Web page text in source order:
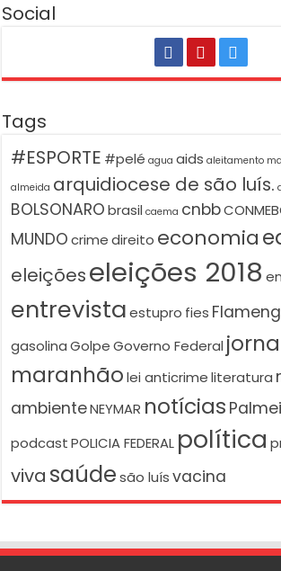
Social
Tags
#ESPORTE #pelé agua aids aleitamento
almeida arquidiocese de são luís.
BOLSONARO brasil caema cnbb
MUNDO crime direito economia
eleiçõeseleições 2018
entrevista estupro fies
gasolina Golpe Governo Federal
maranhão lei anticrime literatura
ambienteNEYMAR notícias
podcast POLICIA FEDERAL política
viva saúde são luís vacina